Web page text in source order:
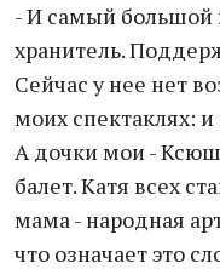
- И самый большой
хранитель.
Сейчас у нее нет
моих спектаклях: и
А дочки мои -
балет. Катя всех
мама - народная
что означает это